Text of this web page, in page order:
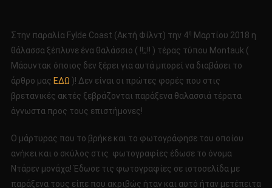
ΤΕΡΑΣ
(
Στην παραλία Fylde Coast (Ακτή Φίλντ) την 4η Μαρτίου 2018 η
θάλασσα ξέπλυνε ένα θαλάσσιο ( !!;;!! ) τέρας τύπου Montauk (
Μάουντακ όποιος δεν ξέρει για αυτά μπορεί να διαβάσει το
άρθρο μας ΕΔΩ )! Δεν είναι οι πρώτες φορές που στις
βρετανικές ακτές ξεβράζονται παράξενα θαλασσιά τέρατα
άγνωστα προς τους επιστήμονες!
Ο μάρτυρας που το βρήκε και το φωτογράφησε του οποίου
ανήκει και ο σκύλος στις φωτογραφίες έδωσε το όνομα
Ντάρεν μονάχα! Έδωσε τις φωτογραφίες σε ιστοσελίδα με
παράξενα τους είπε που ακριβώς ήταν και αυτό ήταν μετέπειτα